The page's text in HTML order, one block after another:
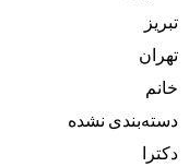
تبریز
تهران
خانم
دسته‌بندی نشده
دکترا